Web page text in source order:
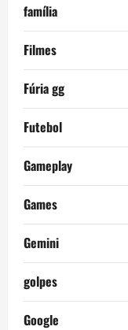
família
Filmes
Fúria gg
Futebol
Gameplay
Games
Gemini
golpes
Google